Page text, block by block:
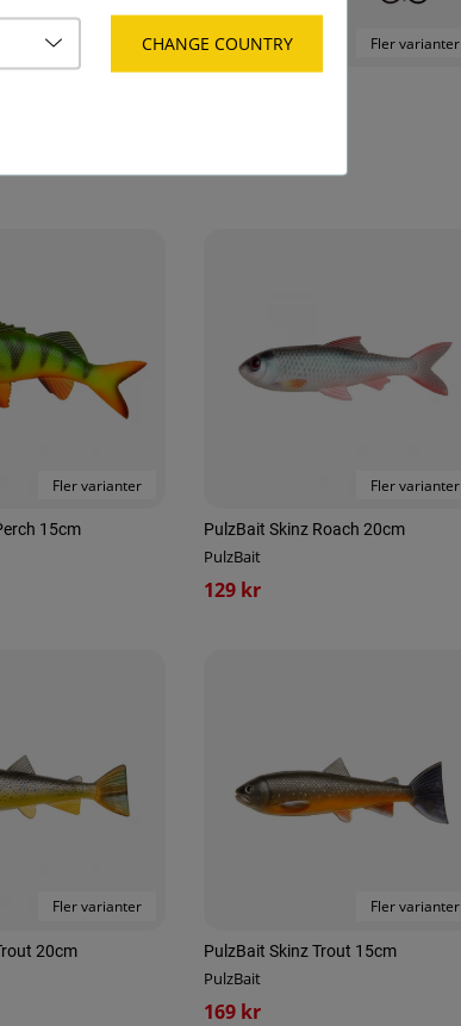
Fler varianter Fler varianter
Fler varianter
15cm
Fler varianter
PulzBait Skinz Roach 20cm
PulzBait
129 kr
Fler varianter
20cm
Fler varianter
PulzBait Skinz Trout 15cm
PulzBait
169 kr
CHANGE COUNTRY